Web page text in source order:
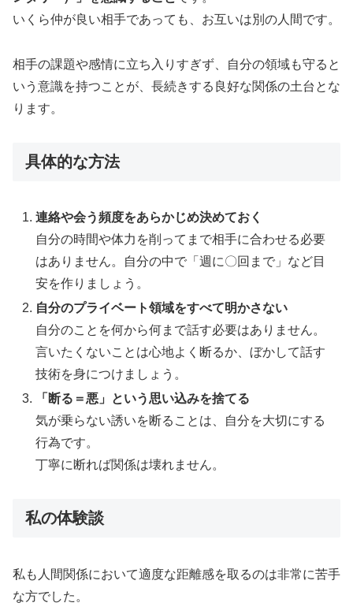
いくら仲が良い相手であっても、お互いは別の人間です。
相手の課題や感情に立ち入りすぎず、自分の領域も守ると
いう意識を持つことが、長続きする良好な関係の土台とな
ります。
具体的な方法
連絡や会う頻度をあらかじめ決めておく
自分の時間や体力を削ってまで相手に合わせる必要
はありません。自分の中で「週に〇回まで」など目
安を作りましょう。
自分のプライベート領域をすべて明かさない
自分のことを何から何まで話す必要はありません。
言いたくないことは心地よく断るか、ぼかして話す
技術を身につけましょう。
「断る＝悪」という思い込みを捨てる
気が乗らない誘いを断ることは、自分を大切にする
行為です。
丁寧に断れば関係は壊れません。
私の体験談
私も人間関係において適度な距離感を取るのは非常に苦手
な方でした。